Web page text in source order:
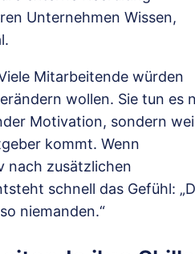
Unternehmen Wissen,
Mitarbeitende würden
wollen. Sie tun es
Motivation, sondern
kommt. Wenn
nach zusätzlichen
schnell das Gefühl:
niemanden.“